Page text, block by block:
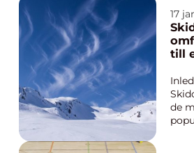
17
till
de